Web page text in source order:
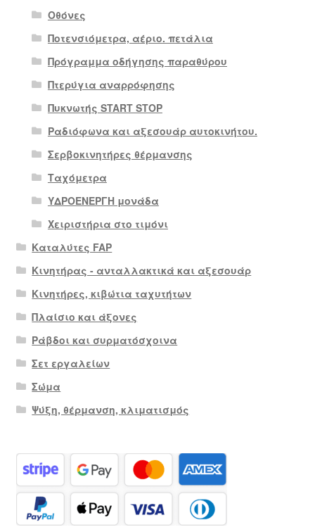
Οθόνες
Ποτενσιόμετρα, αέριο. πετάλια
Πρόγραμμα οδήγησης παραθύρου
Πτερύγια αναρρόφησης
Πυκνωτής START STOP
Ραδιόφωνα και αξεσουάρ αυτοκινήτου.
Σερβοκινητήρες θέρμανσης
Ταχόμετρα
ΥΔΡΟΕΝΕΡΓΗ μονάδα
Χειριστήρια στο τιμόνι
Καταλύτες FAP
Κινητήρας - ανταλλακτικά και αξεσουάρ
Κινητήρες, κιβώτια ταχυτήτων
Πλαίσιο και άξονες
Ράβδοι και συρματόσχοινα
Σετ εργαλείων
Σώμα
Ψύξη, θέρμανση, κλιματισμός